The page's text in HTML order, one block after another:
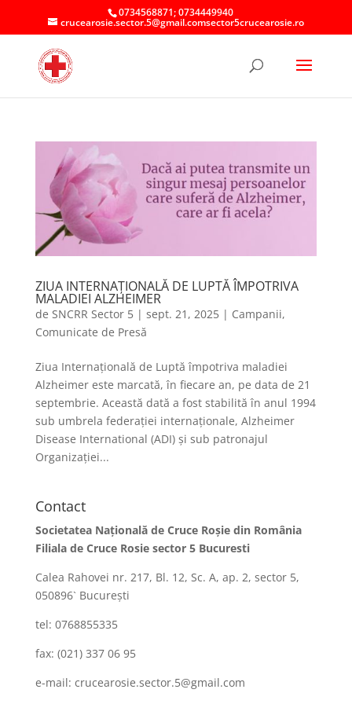
0734568871; 0734449940
crucearosie.sector.5@gmail.comsector5crucearosie.ro
ZIUA INTERNAȚIONALĂ DE LUPTĂ ÎMPOTRIVA
MALADIEI ALZHEIMER
de SNCRR Sector 5| sept. 21, 2025| Campanii,
Comunicate de Presă
Ziua Internațională de Luptă împotriva maladiei
Alzheimer este marcată, în fiecare an, pe data de 21
septembrie. Această dată a fost stabilită în anul 1994
sub umbrela federației internaționale, Alzheimer
Disease International (ADI) și sub patronajul
Organizației...
Contact
Societatea Naţională de Cruce Roşie din România
Filiala de Cruce Rosie sector 5 Bucuresti
Calea Rahovei nr. 217, Bl. 12, Sc. A, ap. 2, sector 5,
050896` Bucureşti
tel: 0768855335
fax: (021) 337 06 95
e-mail: crucearosie.sector.5@gmail.com